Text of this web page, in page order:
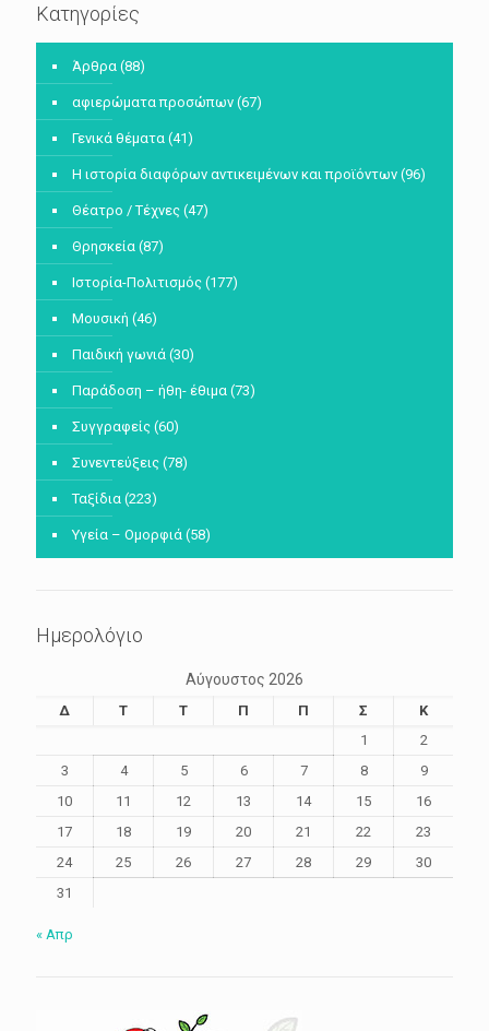
Κατηγορίες
Άρθρα (88)
αφιερώματα προσώπων (67)
Γενικά θέματα (41)
Η ιστορία διαφόρων αντικειμένων και προϊόντων (96)
Θέατρο / Τέχνες (47)
Θρησκεία (87)
Ιστορία-Πολιτισμός (177)
Μουσική (46)
Παιδική γωνιά (30)
Παράδοση – ήθη- έθιμα (73)
Συγγραφείς (60)
Συνεντεύξεις (78)
Ταξίδια (223)
Υγεία – Ομορφιά (58)
Ημερολόγιο
Αύγουστος 2026
Δ Τ Τ Π Π Σ
Κ
1
2
3
4 5 6 7 8
9
10
11 12 13 14 15
16
17
18 19 20 21 22
23
24
25 26 27 28 29
30
31
« Απρ